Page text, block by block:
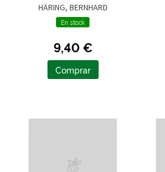
HÄRING, BERNHARD
En stock
9,40 €
Comprar